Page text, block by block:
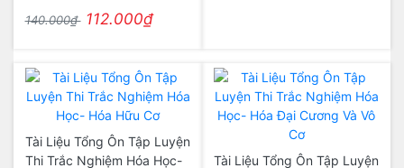
140.000₫ 112.000₫
Tài Liệu Tổng Ôn Tập Luyện
Thi Trắc Nghiệm Hóa Học-
Tài Liệu Tổng Ôn Tập Luyện